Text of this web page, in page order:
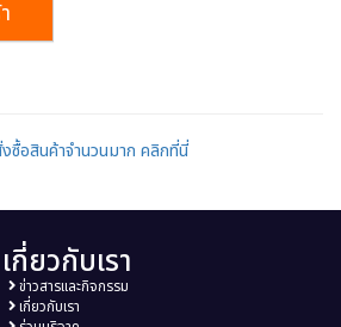
งซื้อสินค้าจำนวนมาก คลิกที่นี่
เกี่ยวกับเรา
ข่าวสารและกิจกรรม
เกี่ยวกับเรา